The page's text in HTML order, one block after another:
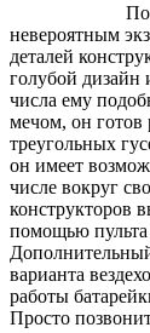
Пополните
невероятным
деталей
голубой дизайн
числа ему
мечом, он готов
треугольных
он имеет
числе вокруг
конструкторов
помощью пульта
варианта
работы
Просто